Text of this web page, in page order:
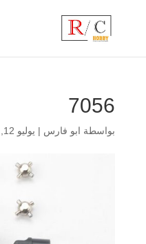
7056
بواسطة ابو فارس | يوليو 12, 2020